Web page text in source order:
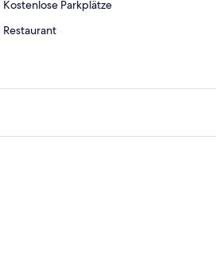
Kostenlose Parkplätze
Restaurant